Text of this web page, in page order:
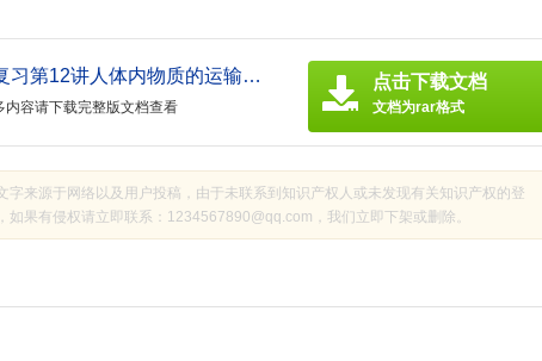
2019年中考生物总复习第12讲人体内物质的运输课件
内容请下载完整版文档查看
点击下载文档
文档为rar格式
字来源于网络以及用户投稿，由于未联系到知识产权人或未发现有关知识产权的登
果有侵权请立即联系：1234567890@qq.com，我们立即下架或删除。